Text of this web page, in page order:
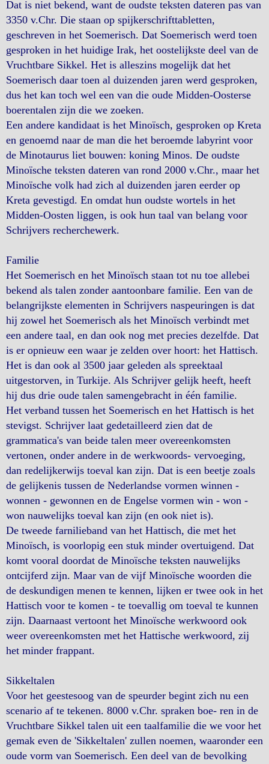
Dat is niet bekend, want de oudste teksten dateren pas van
3350 v.Chr. Die staan op spijkerschrifttabletten,
geschreven in het Soemerisch. Dat Soemerisch werd toen
gesproken in het huidige Irak, het oostelijkste deel van de
Vruchtbare Sikkel. Het is alleszins mogelijk dat het
Soemerisch daar toen al duizenden jaren werd gesproken,
dus het kan toch wel een van die oude Midden-Oosterse
boerentalen zijn die we zoeken.
Een andere kandidaat is het Minoïsch, gesproken op Kreta
en genoemd naar de man die het beroemde labyrint voor
de Minotaurus liet bouwen: koning Minos. De oudste
Minoïsche teksten dateren van rond 2000 v.Chr., maar het
Minoïsche volk had zich al duizenden jaren eerder op
Kreta gevestigd. En omdat hun oudste wortels in het
Midden-Oosten liggen, is ook hun taal van belang voor
Schrijvers recherchewerk.
Familie
Het Soemerisch en het Minoïsch staan tot nu toe allebei
bekend als talen zonder aantoonbare familie. Een van de
belangrijkste elementen in Schrijvers naspeuringen is dat
hij zowel het Soemerisch als het Minoïsch verbindt met
een andere taal, en dan ook nog met precies dezelfde. Dat
is er opnieuw een waar je zelden over hoort: het Hattisch.
Het is dan ook al 3500 jaar geleden als spreektaal
uitgestorven, in Turkije. Als Schrijver gelijk heeft, heeft
hij dus drie oude talen samengebracht in één familie.
Het verband tussen het Soemerisch en het Hattisch is het
stevigst. Schrijver laat gedetailleerd zien dat de
grammatica's van beide talen meer overeenkomsten
vertonen, onder andere in de werkwoords- vervoeging,
dan redelijkerwijs toeval kan zijn. Dat is een beetje zoals
de gelijkenis tussen de Nederlandse vormen winnen -
wonnen - gewonnen en de Engelse vormen win - won -
won nauwelijks toeval kan zijn (en ook niet is).
De tweede farnilieband van het Hattisch, die met het
Minoïsch, is voorlopig een stuk minder overtuigend. Dat
komt vooral doordat de Minoïsche teksten nauwelijks
ontcijferd zijn. Maar van de vijf Minoïsche woorden die
de deskundigen menen te kennen, lijken er twee ook in het
Hattisch voor te komen - te toevallig om toeval te kunnen
zijn. Daarnaast vertoont het Minoïsche werkwoord ook
weer overeenkomsten met het Hattische werkwoord, zij
het minder frappant.
Sikkeltalen
Voor het geestesoog van de speurder begint zich nu een
scenario af te tekenen. 8000 v.Chr. spraken boe- ren in de
Vruchtbare Sikkel talen uit een taalfamilie die we voor het
gemak even de 'Sikkeltalen' zullen noemen, waaronder een
oude vorm van Soemerisch. Een deel van de bevolking